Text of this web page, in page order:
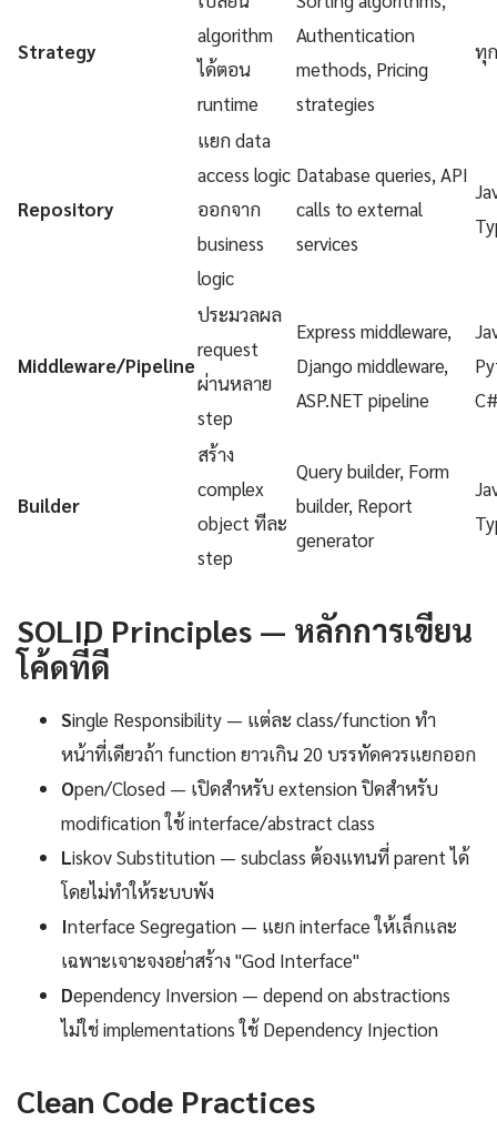
Strategy
algorithm
ได้ตอน
runtime
Authentication
methods, Pricing
strategies
ทุ
Repository
แยก data
access logic
ออกจาก
business
logic
Database queries, API
calls to external
services
Middleware/Pipeline
ประมวลผล
request
ผ่านหลาย
step
Express middleware,
Django middleware,
ASP.NET pipeline
Builder
สร้าง
complex
object ทีละ
step
Query builder, Form
builder, Report
generator
SOLID Principles — หลักการเขียน
โค้ดที่ดี
Single Responsibility — แต่ละ class/function ทำ
หน้าที่เดียวถ้า function ยาวเกิน 20 บรรทัดควรแยกออก
Open/Closed — เปิดสำหรับ extension ปิดสำหรับ
modification ใช้ interface/abstract class
Liskov Substitution — subclass ต้องแทนที่ parent ได้
โดยไม่ทำให้ระบบพัง
Interface Segregation — แยก interface ให้เล็กและ
เฉพาะเจาะจงอย่าสร้าง "God Interface"
Dependency Inversion — depend on abstractions
ไม่ใช่ implementations ใช้ Dependency Injection
Clean Code Practices